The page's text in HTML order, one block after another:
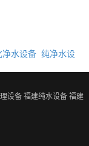
净水设备 纯净水设
设备 福建纯水设备 福建